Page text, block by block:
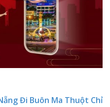
Đi Buôn Ma Thuột Chỉ